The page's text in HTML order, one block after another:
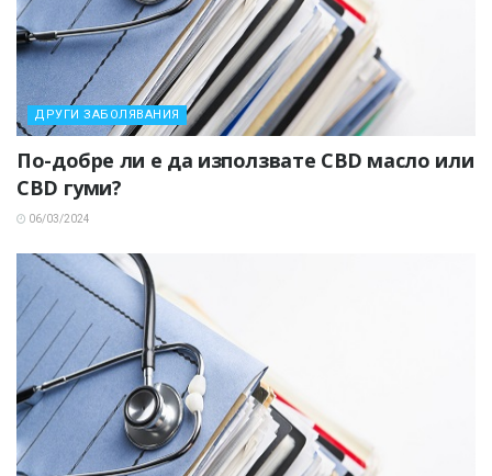
ДРУГИ ЗАБОЛЯВАНИЯ
По-добре ли е да използвате CBD масло или
CBD гуми?
06/03/2024